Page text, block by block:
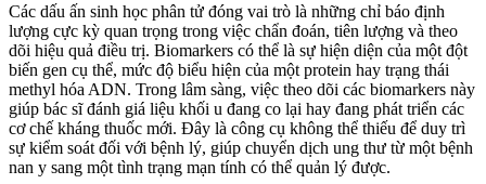
Các dấu ấn sinh học phân tử đóng vai trò là những chỉ báo định
lượng cực kỳ quan trọng trong việc chẩn đoán, tiên lượng và theo
dõi hiệu quả điều trị. Biomarkers có thể là sự hiện diện của một đột
biến gen cụ thể, mức độ biểu hiện của một protein hay trạng thái
methyl hóa ADN. Trong lâm sàng, việc theo dõi các biomarkers này
giúp bác sĩ đánh giá liệu khối u đang co lại hay đang phát triển các
cơ chế kháng thuốc mới. Đây là công cụ không thể thiếu để duy trì
sự kiểm soát đối với bệnh lý, giúp chuyển dịch ung thư từ một bệnh
nan y sang một tình trạng mạn tính có thể quản lý được.